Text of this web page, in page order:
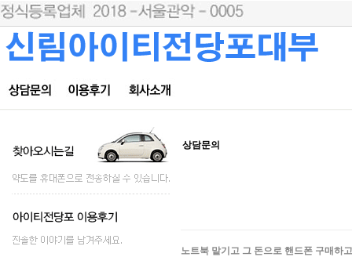
상담문의
노트북 맡기고 그 돈으로 핸드폰 구매하